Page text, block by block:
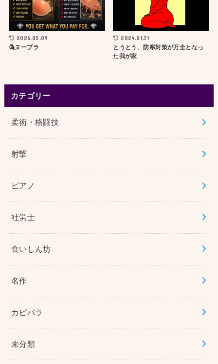
2026.05.09
偽ヌーブラ
2024.01.31
とうとう、防寒対策が万全となっ
た我が家
カテゴリー
柔術・格闘技
射撃
ピアノ
社労士
食いしん坊
名作
カピバラ
未分類